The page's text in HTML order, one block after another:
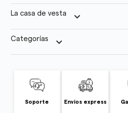
La casa de vesta keyboard_arrow_down
Categorías keyboard_arrow_down
Soporte Envíos express